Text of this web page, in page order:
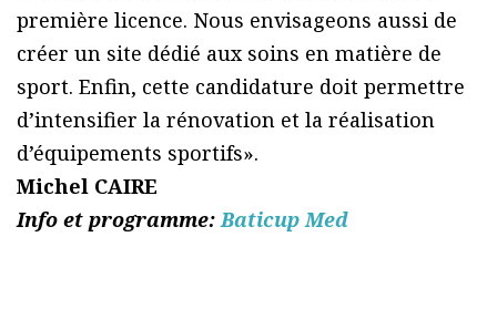
première licence. Nous envisageons aussi de
créer un site dédié aux soins en matière de
sport. Enfin, cette candidature doit permettre
d’intensifier la rénovation et la réalisation
d’équipements sportifs».
Michel CAIRE
Info et programme:Baticup Med